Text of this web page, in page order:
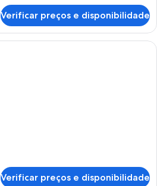
Verificar preços e disponibilidade
Cama bem arrumada com arranjo
Verificar preços e disponibilidade